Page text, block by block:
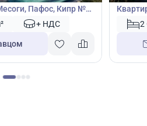
Пафос, Кипр №
+ НДС
500472